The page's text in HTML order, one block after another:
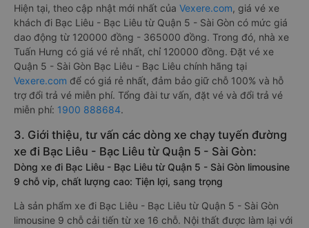
Hiện tại, theo cập nhật mới nhất của Vexere.com, giá vé xe
khách đi Bạc Liêu - Bạc Liêu từ Quận 5 - Sài Gòn có mức giá
dao động từ 120000 đồng - 365000 đồng. Trong đó, nhà xe
Tuấn Hưng có giá vé rẻ nhất, chỉ 120000 đồng. Đặt vé xe
Quận 5 - Sài Gòn Bạc Liêu - Bạc Liêu chính hãng tại
Vexere.com để có giá rẻ nhất, đảm bảo giữ chỗ 100% và hỗ
trợ đổi trả vé miễn phí. Tổng đài tư vấn, đặt vé và đổi trả vé
miễn phí: 1900 888684.
3. Giới thiệu, tư vấn các dòng xe chạy tuyến đường
xe đi Bạc Liêu - Bạc Liêu từ Quận 5 - Sài Gòn:
Dòng xe đi Bạc Liêu - Bạc Liêu từ Quận 5 - Sài Gòn limousine
9 chỗ vip, chất lượng cao: Tiện lợi, sang trọng
Là sản phẩm xe đi Bạc Liêu - Bạc Liêu từ Quận 5 - Sài Gòn
limousine 9 chỗ cải tiến từ xe 16 chỗ. Nội thất được làm lại với